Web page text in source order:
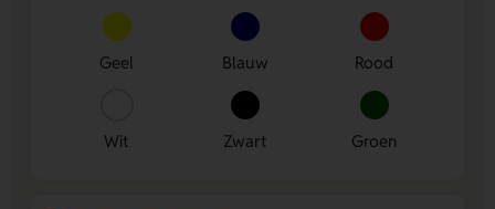
Persoonlijk te maken:
laat op de Voorzijde of
Achterzijde een logo, naam of eigen ontwerp plaatsen.
Geel Blauw Rood
Wit Zwart Groen